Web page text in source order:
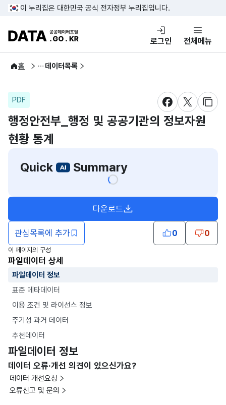
콘텐츠 바로가기
푸터 바로가기
이 누리집은 대한민국 공식 전자정부 누리집입니다.
DATA.GO.KR 공공데이터포털
로그인 전체메뉴
홈
공공데이터 데이터목록
PDF
새창 열림새창 열림
새창
행정안전부_행정 및 공공기관의 정보자원
현황 통계
Quick
Summary
관심목록에 추가
다운로드
0 0
이 페이지의 구성
파일데이터 상세
파일데이터 정보
표준 메타데이터
이용 조건 및 라이선스 정보
주기성 과거 데이터
추천데이터
파일데이터 정보
데이터 오류·개선 의견이 있으신가요?
데이터 개선요청
오류신고 및 문의